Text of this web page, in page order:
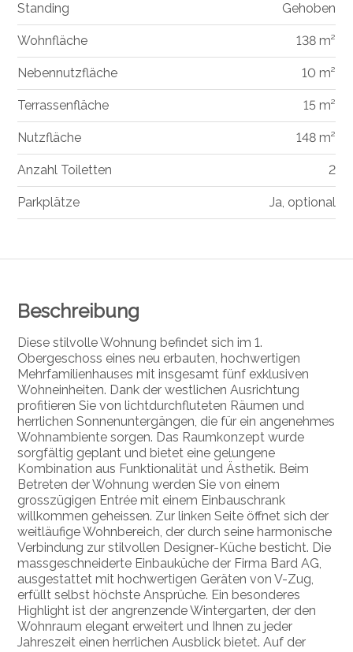
Beschreibung
Diese stilvolle Wohnung befindet sich im 1.
Obergeschoss eines neu erbauten, hochwertigen
Mehrfamilienhauses mit insgesamt fünf exklusiven
Wohneinheiten. Dank der westlichen Ausrichtung
profitieren Sie von lichtdurchfluteten Räumen und
herrlichen Sonnenuntergängen, die für ein angenehmes
Wohnambiente sorgen. Das Raumkonzept wurde
sorgfältig geplant und bietet eine gelungene
Kombination aus Funktionalität und Ästhetik. Beim
Betreten der Wohnung werden Sie von einem
grosszügigen Entrée mit einem Einbauschrank
willkommen geheissen. Zur linken Seite öffnet sich der
weitläufige Wohnbereich, der durch seine harmonische
Verbindung zur stilvollen Designer-Küche besticht. Die
massgeschneiderte Einbauküche der Firma Bard AG,
ausgestattet mit hochwertigen Geräten von V-Zug,
erfüllt selbst höchste Ansprüche. Ein besonderes
Highlight ist der angrenzende Wintergarten, der den
Wohnraum elegant erweitert und Ihnen zu jeder
Jahreszeit einen herrlichen Ausblick bietet. Auf der
Standing Gehoben
Wohnfläche 138 m²
Nebennutzfläche 10 m²
Terrassenfläche 15 m²
Nutzfläche 148 m²
Anzahl Toiletten 2
Parkplätze Ja, optional